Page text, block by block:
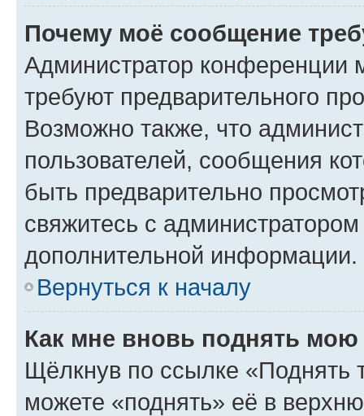
Почему моё сообщение
Администратор конференции
требуют предварительного
Возможно также, что
пользователей, сообщения
быть предварительно
свяжитесь с
дополнительной информации.
Вернуться к началу
Как мне вновь поднять мою
Щёлкнув по ссылке «Поднять
можете «поднять» её в